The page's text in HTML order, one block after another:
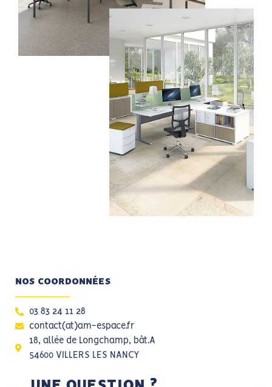
NOS COORDONNÉES
03 83 24 11 28
contact(at)am-espace.fr
18, allée de Longchamp, bât.A
54600 VILLERS LES NANCY